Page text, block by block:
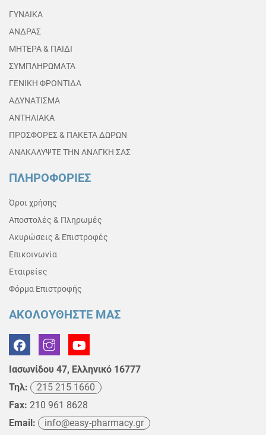
ΓΥΝΑΙΚΑ
ΑΝΔΡΑΣ
ΜΗΤΕΡΑ & ΠΑΙΔΙ
ΣΥΜΠΛΗΡΩΜΑΤΑ
ΓΕΝΙΚΗ ΦΡΟΝΤΙΔΑ
ΑΔΥΝΑΤΙΣΜΑ
ΑΝΤΗΛΙΑΚΑ
ΠΡΟΣΦΟΡΕΣ & ΠΑΚΕΤΑ ΔΩΡΩΝ
ΑΝΑΚΑΛΥΨΤΕ ΤΗΝ ΑΝΑΓΚΗ ΣΑΣ
ΠΛΗΡΟΦΟΡΙΕΣ
Όροι χρήσης
Αποστολές & Πληρωμές
Ακυρώσεις & Επιστροφές
Επικοινωνία
Εταιρείες
Φόρμα Επιστροφής
ΑΚΟΛΟΥΘΗΣΤΕ ΜΑΣ
Ιασωνίδου 47, Ελληνικό 16777
Τηλ:
215 215 1660
Fax: 210 961 8628
Email:
info@easy-pharmacy.gr